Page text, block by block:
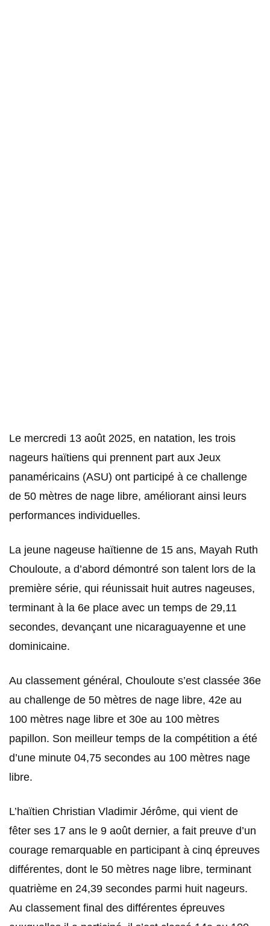
Le mercredi 13 août 2025, en natation, les trois
nageurs haïtiens qui prennent part aux Jeux
panaméricains (ASU) ont participé à ce challenge
de 50 mètres de nage libre, améliorant ainsi leurs
performances individuelles.
La jeune nageuse haïtienne de 15 ans, Mayah Ruth
Chouloute, a d’abord démontré son talent lors de la
première série, qui réunissait huit autres nageuses,
terminant à la 6e place avec un temps de 29,11
secondes, devançant une nicaraguayenne et une
dominicaine.
Au classement général, Chouloute s’est classée 36e
au challenge de 50 mètres de nage libre, 42e au
100 mètres nage libre et 30e au 100 mètres
papillon. Son meilleur temps de la compétition a été
d’une minute 04,75 secondes au 100 mètres nage
libre.
L’haïtien Christian Vladimir Jérôme, qui vient de
fêter ses 17 ans le 9 août dernier, a fait preuve d’un
courage remarquable en participant à cinq épreuves
différentes, dont le 50 mètres nage libre, terminant
quatrième en 24,39 secondes parmi huit nageurs.
Au classement final des différentes épreuves